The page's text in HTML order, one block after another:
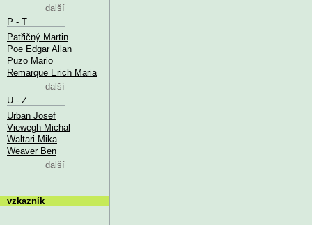
další
P - T
Patřičný Martin
Poe Edgar Allan
Puzo Mario
Remarque Erich Maria
další
U - Z
Urban Josef
Viewegh Michal
Waltari Mika
Weaver Ben
další
vzkazník